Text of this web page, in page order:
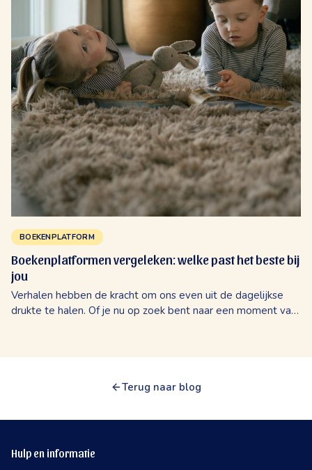
BOEKENPLATFORM
Boekenplatformen vergeleken: welke past het beste bij
jou
Verhalen hebben de kracht om ons even uit de dagelijkse
drukte te halen. Of je nu op zoek bent naar een moment van
Terug naar blog
Hulp en informatie